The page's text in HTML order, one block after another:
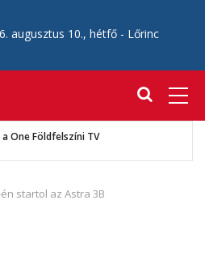
augusztus 10., hétfő - Lőrinc
One Földfelszíni TV
startol az Astra 3B